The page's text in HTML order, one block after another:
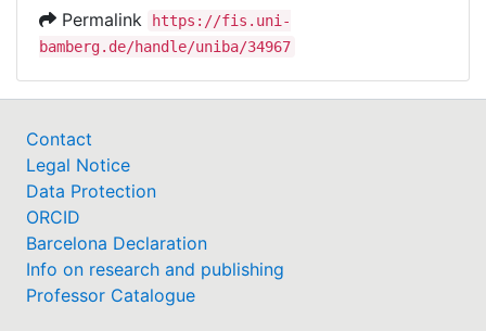
Permalink
https://fis.uni-
bamberg.de/handle/uniba/34967
Contact
Legal Notice
Data Protection
ORCID
Barcelona Declaration
Info on research and publishing
Professor Catalogue